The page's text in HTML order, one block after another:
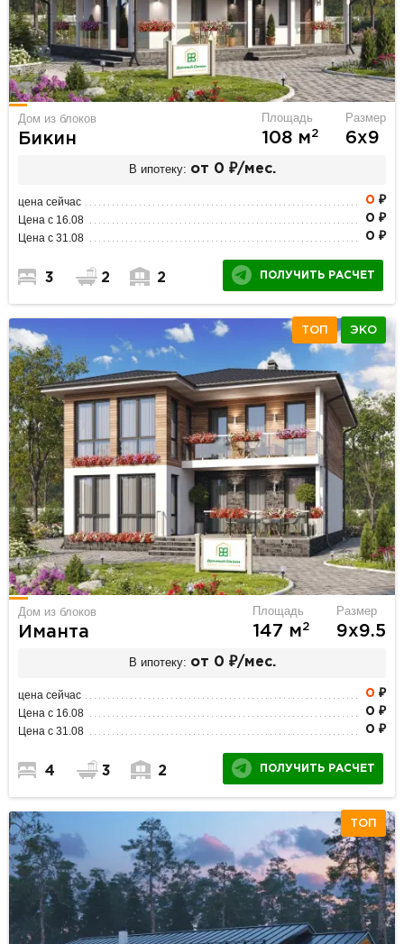
Дом из блоков
Бикин
Площадь
108 м2
Размер
6х9
В ипотеку: от 0 ₽/мес.
цена сейчас 0 ₽
Цена с 16.08 0 ₽
Цена с 31.08 0 ₽
3 2 2 ПОЛУЧИТЬ РАСЧЕТ
ТОП ЭКО
Дом из блоков
Иманта
Площадь
147 м2
Размер
9х9.5
В ипотеку: от 0 ₽/мес.
цена сейчас 0 ₽
Цена с 16.08 0 ₽
Цена с 31.08 0 ₽
4 3 2 ПОЛУЧИТЬ РАСЧЕТ
ТОП